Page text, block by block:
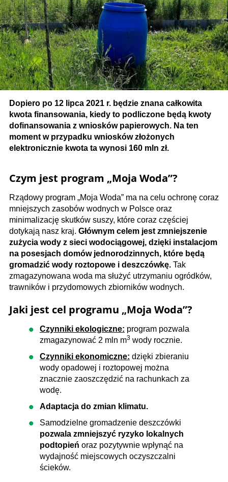
Dopiero po 12 lipca 2021 r. będzie znana całkowita
kwota finansowania, kiedy to podliczone będą kwoty
dofinansowania z wniosków papierowych. Na ten
moment w przypadku wniosków złożonych
elektronicznie kwota ta wynosi 160 mln zł.
Czym jest program „Moja Woda”?
Rządowy program „Moja Woda” ma na celu ochronę coraz
mniejszych zasobów wodnych w Polsce oraz
minimalizację skutków suszy, które coraz częściej
dotykają nasz kraj. Głównym celem jest zmniejszenie
zużycia wody z sieci wodociągowej, dzięki instalacjom
na posesjach domów jednorodzinnych, które będą
gromadzić wody roztopowe i deszczówkę. Tak
zmagazynowana woda ma służyć utrzymaniu ogródków,
trawników i przydomowych zbiorników wodnych.
Jaki jest cel programu „Moja Woda”?
Czynniki ekologiczne: program pozwala
zmagazynować 2 mln m3 wody rocznie.
Czynniki ekonomiczne: dzięki zbieraniu
wody opadowej i roztopowej można
znacznie zaoszczędzić na rachunkach za
wodę.
Adaptacja do zmian klimatu.
Samodzielne gromadzenie deszczówki
pozwala zmniejszyć ryzyko lokalnych
podtopień oraz pozytywnie wpłynąć na
wydajność miejscowych oczyszczalni
ścieków.